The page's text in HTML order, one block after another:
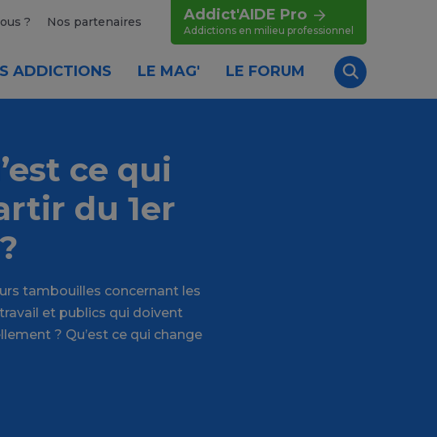
? Nos partenaires Addict'AIDE Pro
Addictions en milieu professionnel
ADDICTIONS LE MAG' LE FORUM
Recherche
ce qui
du 1er
tambouilles concernant les
et publics qui doivent
? Qu’est ce qui change